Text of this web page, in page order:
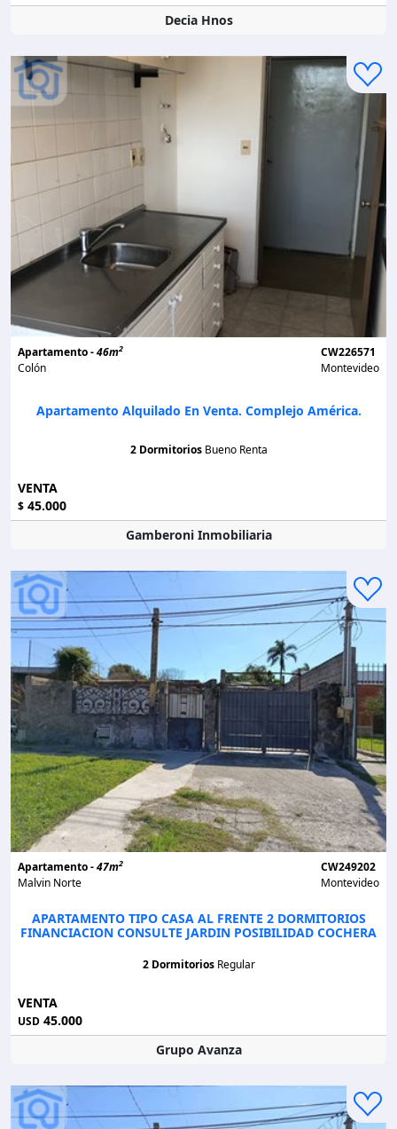
Decia Hnos
Apartamento -46m2
Colón
CW226571
Montevideo
Apartamento Alquilado En Venta. Complejo América.
2 Dormitorios Bueno Renta
VENTA
$ 45.000
Gamberoni Inmobiliaria
Apartamento -47m2
Malvin Norte
CW249202
Montevideo
APARTAMENTO TIPO CASA AL FRENTE 2 DORMITORIOS
FINANCIACION CONSULTE JARDIN POSIBILIDAD COCHERA
2 Dormitorios Regular
VENTA
USD 45.000
Grupo Avanza